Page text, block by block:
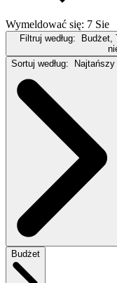
Wymeldować się: 7 Sie
Filtruj według:
Budżet,
Sortuj według:
Najtańszy
Budżet